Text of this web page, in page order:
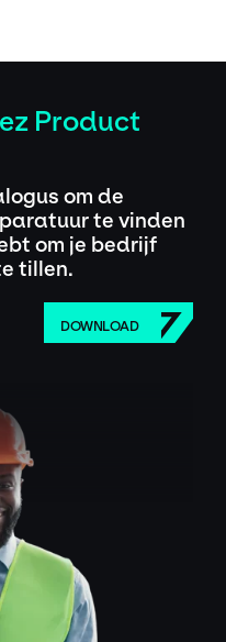
Product
om de
te vinden
om je bedrijf
tillen.
DOWNLOAD